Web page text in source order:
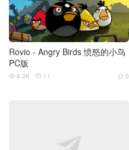
Rovio - Angry Birds 愤怒的小鸟
PC版
 0
 8.3K  11